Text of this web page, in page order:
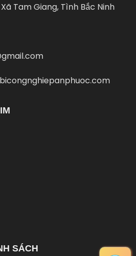
Tam Giang, Tình Bắc Ninh
SÁCH